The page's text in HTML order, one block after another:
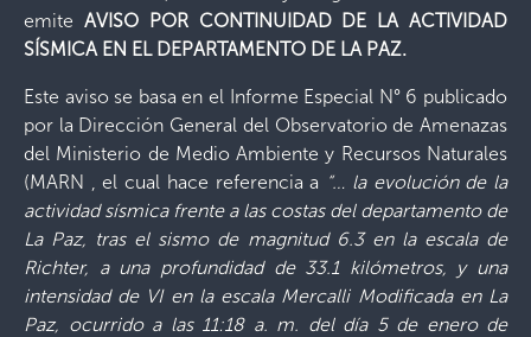
emite AVISO POR CONTINUIDAD DE LA ACTIVIDAD
SÍSMICA EN EL DEPARTAMENTO DE LA PAZ.
Este aviso se basa en el Informe Especial N° 6 publicado
por la Dirección General del Observatorio de Amenazas
del Ministerio de Medio Ambiente y Recursos Naturales
(MARN , el cual hace referencia a “… la evolución de la
actividad sísmica frente a las costas del departamento de
La Paz, tras el sismo de magnitud 6.3 en la escala de
Richter, a una profundidad de 33.1 kilómetros, y una
intensidad de VI en la escala Mercalli Modificada en La
Paz, ocurrido a las 11:18 a. m. del día 5 de enero de